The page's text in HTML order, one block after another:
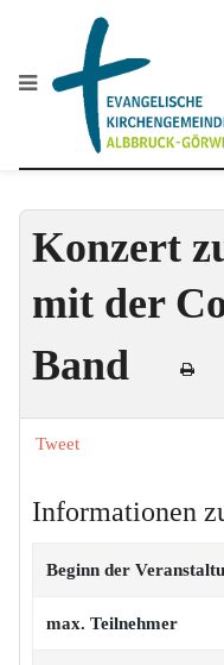
Konzert
mit der
Band
Tweet
Informationen
Beginn der
max. Teilnehmer